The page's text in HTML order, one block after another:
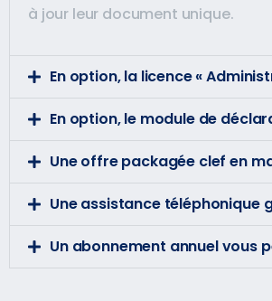
à jour leur document unique.
En option, la licence «
En option, le module de
Une offre packagée clef en
Une assistance téléphonique
Un abonnement annuel vous